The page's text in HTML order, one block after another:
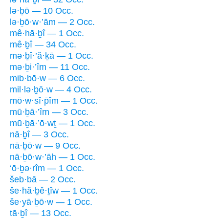
lə·ḇō — 10 Occ.
lə·ḇō·w·’ām — 2 Occ.
mê·hā·ḇî — 1 Occ.
mê·ḇî — 34 Occ.
mə·ḇî·’ă·ḵā — 1 Occ.
mə·ḇi·’îm — 11 Occ.
mib·bō·w — 6 Occ.
mil·lə·ḇō·w — 4 Occ.
mō·w·sî·p̄îm — 1 Occ.
mū·ḇā·’îm — 3 Occ.
mū·ḇā·’ō·wṯ — 1 Occ.
nā·ḇî — 3 Occ.
nā·ḇō·w — 9 Occ.
nā·ḇō·w·’āh — 1 Occ.
‘ō·ḇə·rîm — 1 Occ.
šeb·bā — 2 Occ.
še·hă·ḇê·ṯîw — 1 Occ.
še·yā·ḇō·w — 1 Occ.
tā·ḇî — 13 Occ.